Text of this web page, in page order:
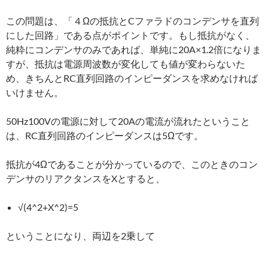
この問題は、「４Ωの抵抗とCファラドのコンデンサを直列
にした回路」である点がポイントです。もし抵抗がなく、
純粋にコンデンサのみであれば、単純に20A×1.2倍になりま
すが、抵抗は電源周波数が変化しても値が変わらないた
め、きちんとRC直列回路のインピーダンスを求めなければ
いけません。
50Hz100Vの電源に対して20Aの電流が流れたということ
は、RC直列回路のインピーダンスは5Ωです。
抵抗が4Ωであることが分かっているので、このときのコン
デンサのリアクタンスをXとすると、
√(4^2+X^2)=5
ということになり、両辺を2乗して